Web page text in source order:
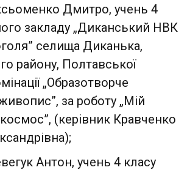
Дмитро, учень 4
закладу „Диканський НВК
селища Диканька,
району, Полтавської
„Образотворче
за роботу „Мій
(керівник Кравченко
Антон, учень 4 класу